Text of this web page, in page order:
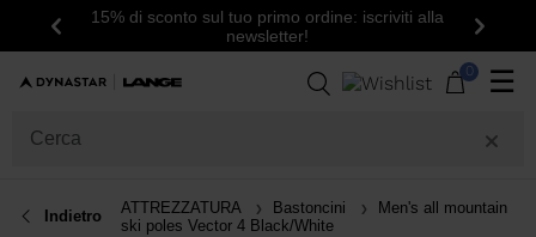
Indietro
15% di sconto sul tuo primo ordine: iscriviti alla
newsletter!
Avanti
0 ☰
Indietro ATTREZZATURA Bastoncini
Men's all mountain
ski poles Vector 4 Black/White